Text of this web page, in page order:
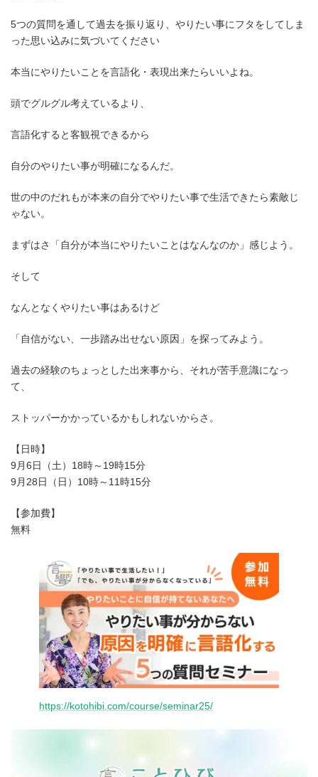
5つの質問を通して過去を振り返り、やりたい事にフタをしてしま
った思い込みに気づいてください
本当にやりたいことを言語化・表現出来たらいいよね。
頭でグルグル考えているより、
言語化すると客観視できるから
自分のやりたい事が明確になるんだ。
世の中のだれもが本来の自分でやりたい事で生活できたら素敵じ
ゃない。
まずはさ「自分が本当にやりたいことはなんなのか」感じよう。
そして
なんとなくやりたい事はあるけど
「自信がない、一歩踏み出せない原因」を探ってみよう。
過去の経験のちょっとした出来事から、それが苦手意識になっ
て、
ストッパーかかっているかもしれないからさ。
【日時】
9月6日（土）18時～19時15分
9月28日（日）10時～11時15分
【参加費】
無料
https://kotohibi.com/course/seminar25/